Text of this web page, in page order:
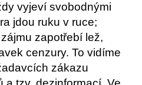
vyjeví svobodnými
jdou ruku v ruce;
zapotřebí lež,
cenzury. To vidíme
zákazu